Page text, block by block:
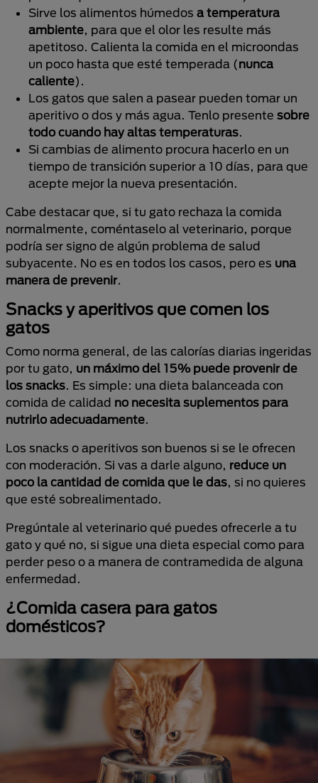
Sirve los alimentos húmedos a temperatura
ambiente, para que el olor les resulte más
apetitoso. Calienta la comida en el microondas
un poco hasta que esté temperada (nunca
caliente).
Los gatos que salen a pasear pueden tomar un
aperitivo o dos y más agua. Tenlo presente sobre
todo cuando hay altas temperaturas.
Si cambias de alimento procura hacerlo en un
tiempo de transición superior a 10 días, para que
acepte mejor la nueva presentación.
Cabe destacar que, si tu gato rechaza la comida
normalmente, coméntaselo al veterinario, porque
podría ser signo de algún problema de salud
subyacente. No es en todos los casos, pero es una
manera de prevenir.
Snacks y aperitivos que comen los
gatos
Como norma general, de las calorías diarias ingeridas
por tu gato, un máximo del 15% puede provenir de
los snacks. Es simple: una dieta balanceada con
comida de calidad no necesita suplementos para
nutrirlo adecuadamente.
Los snacks o aperitivos son buenos si se le ofrecen
con moderación. Si vas a darle alguno, reduce un
poco la cantidad de comida que le das, si no quieres
que esté sobrealimentado.
Pregúntale al veterinario qué puedes ofrecerle a tu
gato y qué no, si sigue una dieta especial como para
perder peso o a manera de contramedida de alguna
enfermedad.
¿Comida casera para gatos
domésticos?